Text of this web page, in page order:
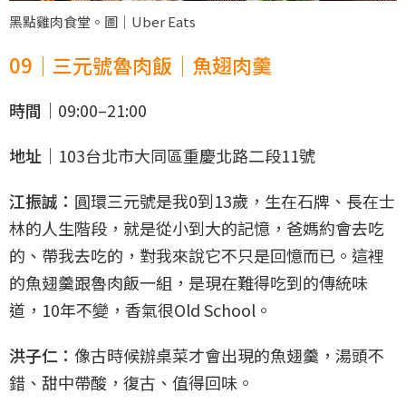
黑點雞肉食堂。圖｜Uber Eats
09｜三元號魯肉飯｜魚翅肉羹
時間｜ 09:00–21:00
地址｜ 103台北市大同區重慶北路二段11號
江振誠： 圓環三元號是我0到13歲，生在石牌、長在士
林的人生階段，就是從小到大的記憶，爸媽約會去吃
的、帶我去吃的，對我來說它不只是回憶而已。這裡
的魚翅羹跟魯肉飯一組，是現在難得吃到的傳統味
道，10年不變，香氣很Old School。
洪子仁： 像古時候辦桌菜才會出現的魚翅羹，湯頭不
錯、甜中帶酸，復古、值得回味。